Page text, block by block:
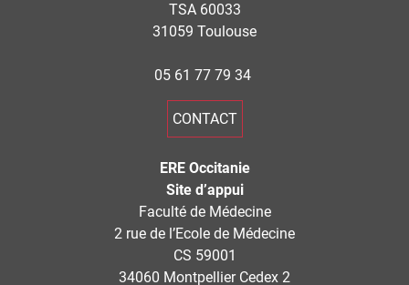
TSA 60033
31059 Toulouse
05 61 77 79 34
CONTACT
ERE Occitanie
Site d’appui
Faculté de Médecine
2 rue de l’Ecole de Médecine
CS 59001
34060 Montpellier Cedex 2